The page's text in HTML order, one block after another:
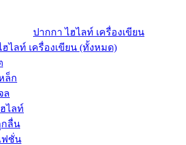
ปากกา ไฮไลท์ เครื่องเขียน
ฮไลท์ เครื่องเขียน (ทั้งหมด)
ล็ก
ล
ไลท์
กลื่น
ฟชั่น